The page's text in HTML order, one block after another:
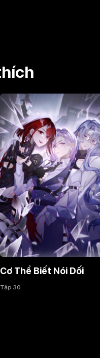
Thể Biết Nói Dối
30